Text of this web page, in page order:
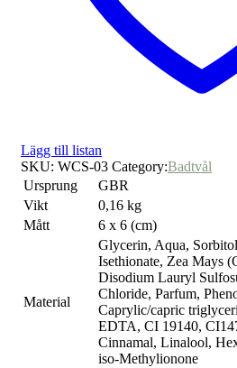
Lägg till listan
SKU: WCS-03 Category:Badtvål
Ursprung
GBR
Vikt
0,16 kg
Mått
6 x 6 (cm)
Material
Glycerin, Aqua,
Isethionate, Zea Mays
Disodium Lauryl
Chloride, Parfum,
Caprylic/capric
EDTA, CI 19140,
Cinnamal, Linalool,
iso-Methylionone